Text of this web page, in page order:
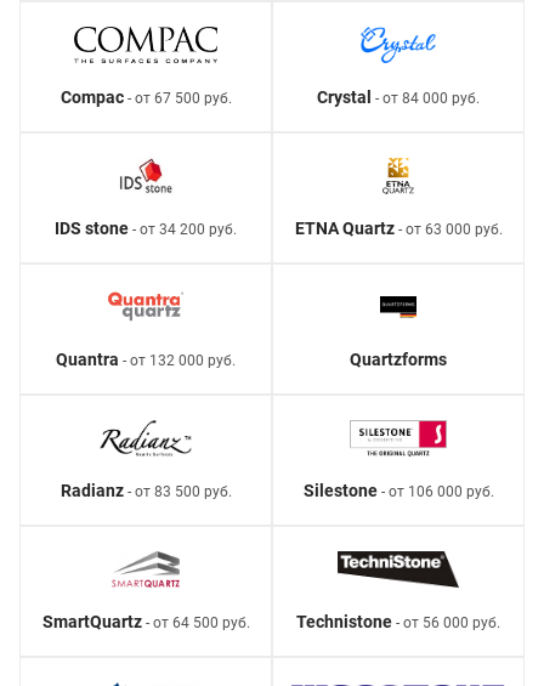
Compac- от 67 500 руб. Crystal - от 84 000 руб.
IDS stone - от 34 200 руб. ETNA Quartz- от 63 000 руб.
Quantra - от 132 000 руб. Quartzforms
Radianz- от 83 500 руб. Silestone- от 106 000 руб.
SmartQuartz- от 64 500 руб. Technistone - от 56 000 руб.